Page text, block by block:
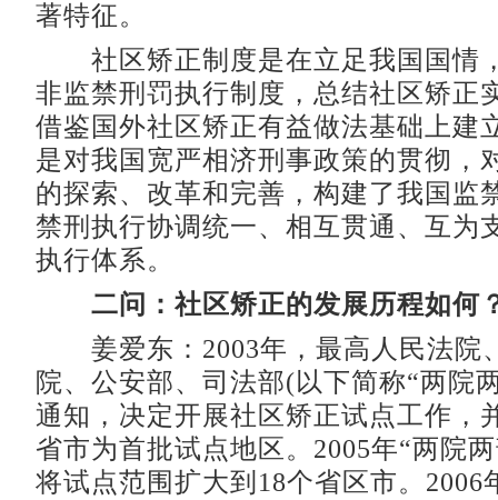
著特征。
社区矫正制度是在立足我国国情
非监禁刑罚执行制度，总结社区矫正
借鉴国外社区矫正有益做法基础上建
是对我国宽严相济刑事政策的贯彻，
的探索、改革和完善，构建了我国监
禁刑执行协调统一、相互贯通、互为
执行体系。
二问：社区矫正的发展历程如何
姜爱东：2003年，最高人民法院
院、公安部、司法部(以下简称“两院
通知，决定开展社区矫正试点工作，
省市为首批试点地区。2005年“两院
将试点范围扩大到18个省区市。2006